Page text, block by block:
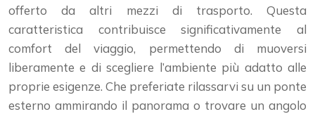
offerto da altri mezzi di trasporto. Questa
caratteristica contribuisce significativamente al
comfort del viaggio, permettendo di muoversi
liberamente e di scegliere l’ambiente più adatto alle
proprie esigenze. Che preferiate rilassarvi su un ponte
esterno ammirando il panorama o trovare un angolo